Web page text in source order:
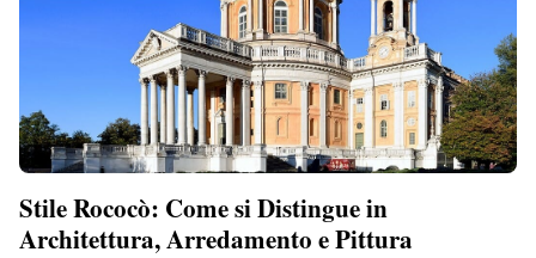
Stile Rococò: Come si Distingue in
Architettura, Arredamento e Pittura